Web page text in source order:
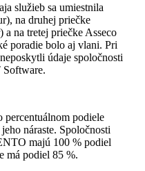
služieb sa umiestnila
na druhej priečke
na tretej priečke Asseco
poradie bolo aj vlani. Pri
údaje spoločnosti
percentuálnom podiele
náraste. Spoločnosti
majú 100 % podiel
má podiel 85 %.